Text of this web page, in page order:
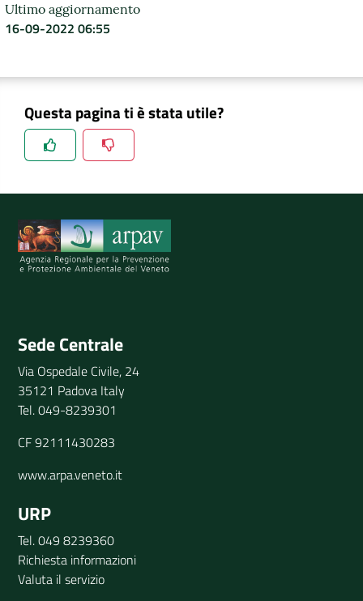
Ultimo aggiornamento
16-09-2022 06:55
Questa pagina ti è stata utile?
Spiegaci perchè, e aiutaci a migliorare il servizio
Sede Centrale
Via Ospedale Civile, 24
35121 Padova Italy
Tel. 049-8239301
CF 92111430283
www.arpa.veneto.it
URP
Tel. 049 8239360
Richiesta informazioni
Valuta il servizio